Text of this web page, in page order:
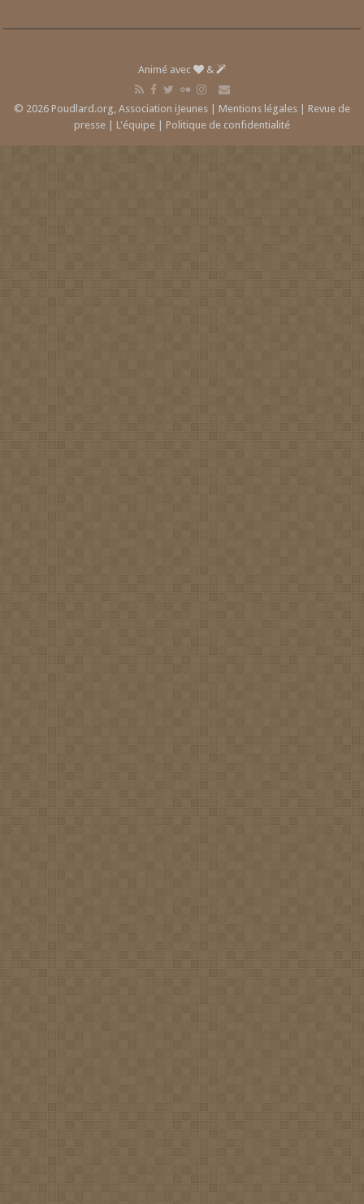
Animé avec &
© 2026 Poudlard.org, Association iJeunes | Mentions légales | Revue de
presse | L'équipe | Politique de confidentialité